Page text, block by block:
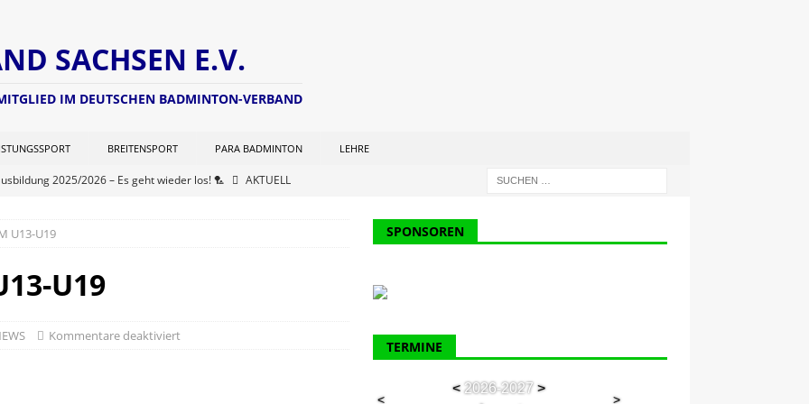
SACHSEN E.V.
IM DEUTSCHEN BADMINTON-VERBAND
BREITENSPORT PARA BADMINTON LEHRE
2025/2026 – Es geht wieder los! 🏸
AKTUELL
hat seine Seite aktualisiert (Stand: 21.06.2025)
2024/2025 – Finale! 💪🏸
U13-U19
U19
Kommentare deaktiviert
SPONSOREN
TERMINE
<
< 2026-2027>
>